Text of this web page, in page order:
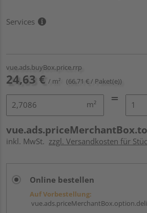
Services
vue.ads.buyBox.price.rrp
24,63 € / m² (66,71 € / Paket(e))
m²
inkl. MwSt. zzgl. Versandkosten für
Online bestellen
Auf Vorbestellung: